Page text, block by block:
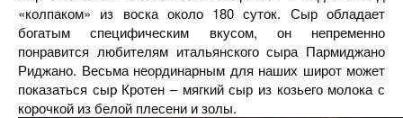
«колпаком» из воска около 180 суток. Сыр обладает
богатым специфическим вкусом, он непременно
понравится любителям итальянского сыра Пармиджано
Риджано. Весьма неординарным для наших широт может
показаться сыр Кротен – мягкий сыр из козьего молока с
корочкой из белой плесени и золы.